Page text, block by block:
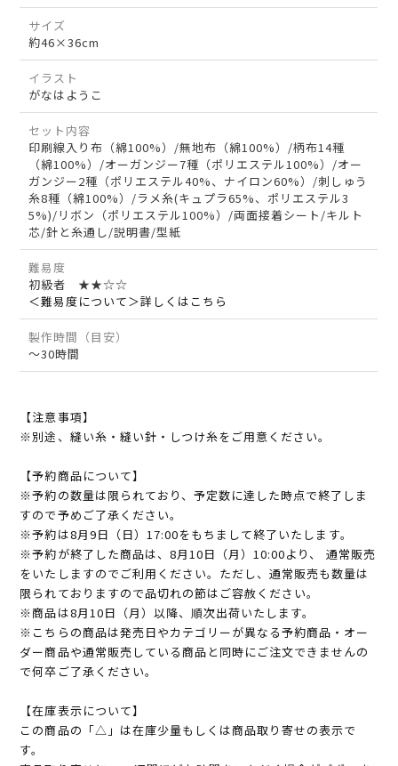
サイズ
約46×36cm
イラスト
がなはようこ
セット内容
印刷線入り布（綿100%）/無地布（綿100%）/柄布14種
（綿100%）/オーガンジー7種（ポリエステル100%）/オー
ガンジー2種（ポリエステル40%、ナイロン60%）/刺しゅう
糸8種（綿100%）/ラメ糸(キュプラ65%、ポリエステル3
5%)/リボン（ポリエステル100%）/両面接着シート/キルト
芯/針と糸通し/説明書/型紙
難易度
初級者 ★★☆☆
＜難易度について＞詳しくはこちら
製作時間（目安）
～30時間
【注意事項】
※別途、縫い糸・縫い針・しつけ糸をご用意ください。
【予約商品について】
※予約の数量は限られており、予定数に達した時点で終了しま
すので予めご了承ください。
※予約は8月9日（日）17:00をもちまして終了いたします。
※予約が終了した商品は、8月10日（月）10:00より、 通常販売
をいたしますのでご利用ください。ただし、通常販売も数量は
限られておりますので品切れの節はご容赦ください。
※商品は8月10日（月）以降、順次出荷いたします。
※こちらの商品は発売日やカテゴリーが異なる予約商品・オー
ダー商品や通常販売している商品と同時にご注文できませんの
で何卒ご了承ください。
【在庫表示について】
この商品の「△」は在庫少量もしくは商品取り寄せの表示で
す。